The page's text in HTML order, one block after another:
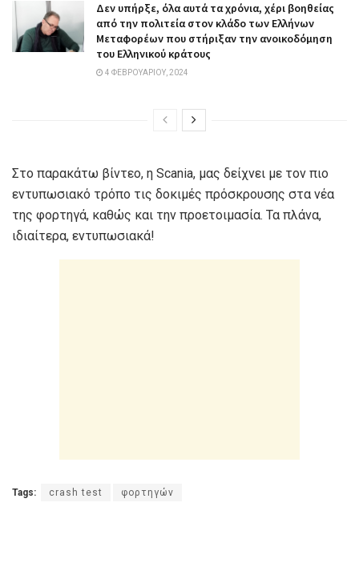
Δεν υπήρξε, όλα αυτά τα χρόνια, χέρι βοηθείας
από την πολιτεία στον κλάδο των Ελλήνων
Μεταφορέων που στήριξαν την ανοικοδόμηση
του Ελληνικού κράτους
4 ΦΕΒΡΟΥΑΡΊΟΥ, 2024
Στο παρακάτω βίντεο, η Scania, μας δείχνει με τον πιο
εντυπωσιακό τρόπο τις δοκιμές πρόσκρουσης στα νέα
της φορτηγά, καθώς και την προετοιμασία. Τα πλάνα,
ιδιαίτερα, εντυπωσιακά!
Tags: crash test φορτηγών